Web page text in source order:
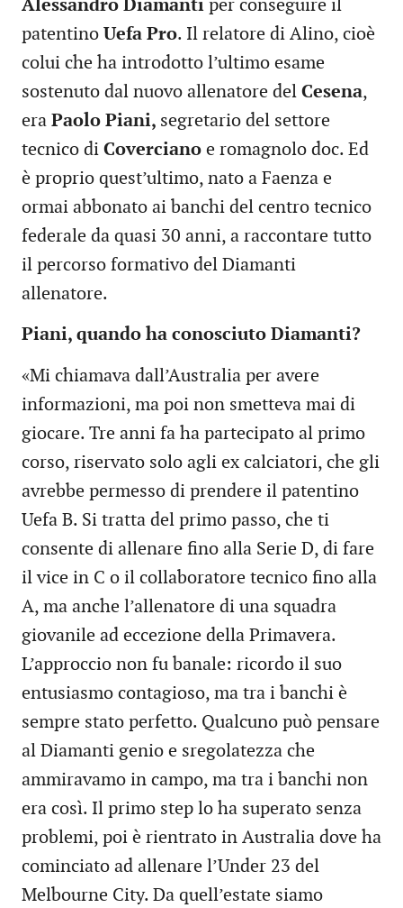
Alessandro Diamanti per conseguire il
patentino Uefa Pro. Il relatore di Alino, cioè
colui che ha introdotto l’ultimo esame
sostenuto dal nuovo allenatore del Cesena,
era Paolo Piani, segretario del settore
tecnico di Coverciano e romagnolo doc. Ed
è proprio quest’ultimo, nato a Faenza e
ormai abbonato ai banchi del centro tecnico
federale da quasi 30 anni, a raccontare tutto
il percorso formativo del Diamanti
allenatore.
Piani, quando ha conosciuto Diamanti?
«Mi chiamava dall’Australia per avere
informazioni, ma poi non smetteva mai di
giocare. Tre anni fa ha partecipato al primo
corso, riservato solo agli ex calciatori, che gli
avrebbe permesso di prendere il patentino
Uefa B. Si tratta del primo passo, che ti
consente di allenare fino alla Serie D, di fare
il vice in C o il collaboratore tecnico fino alla
A, ma anche l’allenatore di una squadra
giovanile ad eccezione della Primavera.
L’approccio non fu banale: ricordo il suo
entusiasmo contagioso, ma tra i banchi è
sempre stato perfetto. Qualcuno può pensare
al Diamanti genio e sregolatezza che
ammiravamo in campo, ma tra i banchi non
era così. Il primo step lo ha superato senza
problemi, poi è rientrato in Australia dove ha
cominciato ad allenare l’Under 23 del
Melbourne City. Da quell’estate siamo